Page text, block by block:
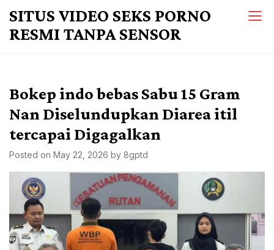
content
SITUS VIDEO SEKS PORNO
RESMI TANPA SENSOR
Bokep indo bebas Sabu 15 Gram
Nan Diselundupkan Diarea itil
tercapai Digagalkan
Posted on May 22, 2026 by 8gptd